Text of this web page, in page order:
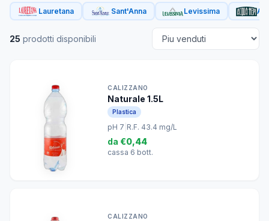
Lauretana Sant'Anna Levissima
25 prodotti disponibili
CALIZZANO
Naturale 1.5L
Plastica
pH 7 R.F. 43.4 mg/L
da €0,44
cassa 6 bott.
CALIZZANO